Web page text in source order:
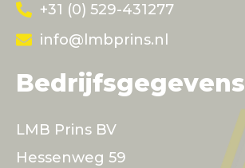
+31 (0) 529-431277
info@lmbprins.nl
Bedrijfsgegevens
LMB Prins BV
Hessenweg 59